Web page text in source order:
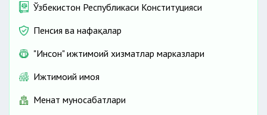
Ўзбекистон Республикаси Конституцияси
Пенсия ва нафақалар
"Инсон" ижтимоий хизматлар марказлари
Ижтимоий ҳимоя
Меҳнат муносабатлари